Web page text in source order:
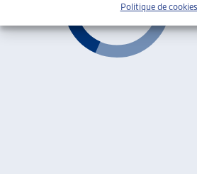
Politique de cookies